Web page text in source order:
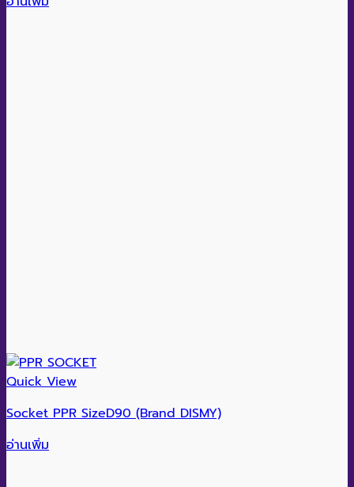
Quick View
Socket PPR SizeD90 (Brand DISMY)
อ่านเพิ่ม